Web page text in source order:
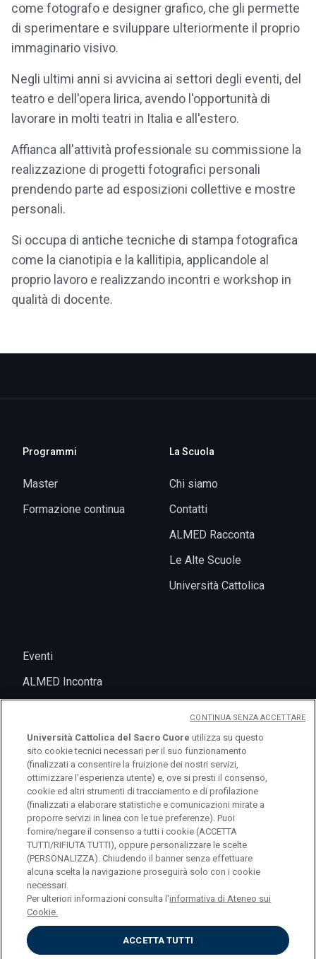
come fotografo e designer grafico, che gli permette
di sperimentare e sviluppare ulteriormente il proprio
immaginario visivo.
Negli ultimi anni si avvicina ai settori degli eventi, del
teatro e dell'opera lirica, avendo l'opportunità di
lavorare in molti teatri in Italia e all'estero.
Affianca all'attività professionale su commissione la
realizzazione di progetti fotografici personali
prendendo parte ad esposizioni collettive e mostre
personali.
Si occupa di antiche tecniche di stampa fotografica
come la cianotipia e la kallitipia, applicandole al
proprio lavoro e realizzando incontri e workshop in
qualità di docente.
Programmi
Master
Formazione continua
La Scuola
Chi siamo
Contatti
ALMED Racconta
Le Alte Scuole
Università Cattolica
Eventi
ALMED Incontra
logo UC
© Università Cattolica del Sacro Cuore Largo A.
Gemelli 1, 20123 Milano PI 02133120150
Privacy
Università Cattolica del Sacro Cuore utilizza su questo
sito cookie tecnici necessari per il suo funzionamento
(finalizzati a consentire la fruizione dei nostri servizi,
ottimizzare l'esperienza utente) e, ove si presti il consenso,
cookie ed altri strumenti di tracciamento e di profilazione
(finalizzati a elaborare statistiche e comunicazioni mirate a
proporre servizi in linea con le tue preferenze). Puoi
fornire/negare il consenso a tutti i cookie (ACCETTA
TUTTI/RIFIUTA TUTTI), oppure personalizzare le scelte
(PERSONALIZZA). Chiudendo il banner senza effettuare
alcuna scelta la navigazione proseguirà solo con i cookie
necessari.
Per ulteriori informazioni consulta l'informativa di Ateneo sui
Cookie.
ACCETTA TUTTI
CONTINUA SENZA ACCETTARE